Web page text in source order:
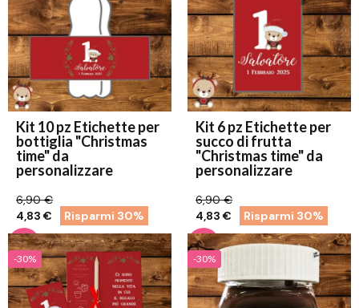
Kit 10 pz Etichette per
bottiglia "Christmas
time" da
personalizzare
6,90 €
4,83 €
Risparmi 30%
Kit 6 pz Etichette per
succo di frutta
"Christmas time" da
personalizzare
6,90 €
4,83 €
Risparmi 30%
-30% -30%